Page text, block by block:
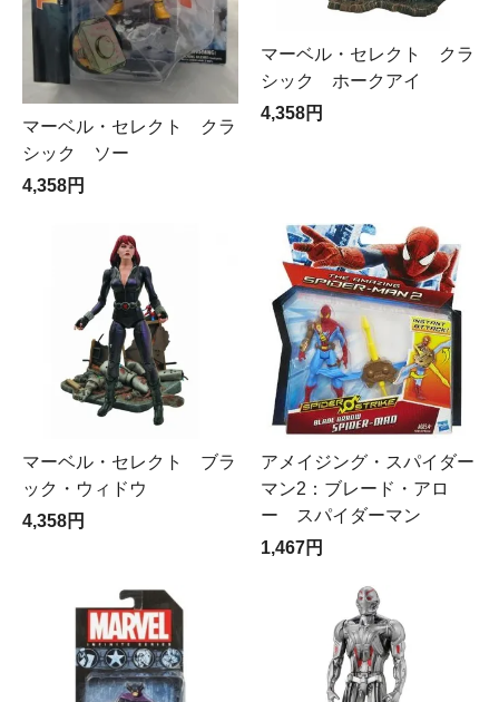
マーベル・セレクト クラ
シック ソー
4,358円
マーベル・セレクト クラ
シック ホークアイ
4,358円
マーベル・セレクト ブラ
ック・ウィドウ
4,358円
アメイジング・スパイダー
マン2：ブレード・アロ
ー スパイダーマン
1,467円